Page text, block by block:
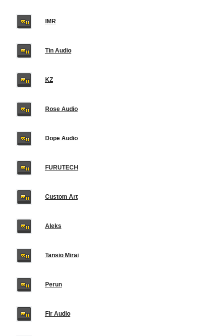
IMR
Tin Audio
KZ
Rose Audio
Dope Audio
FURUTECH
Custom Art
Aleks
Tansio Mirai
Perun
Fir Audio